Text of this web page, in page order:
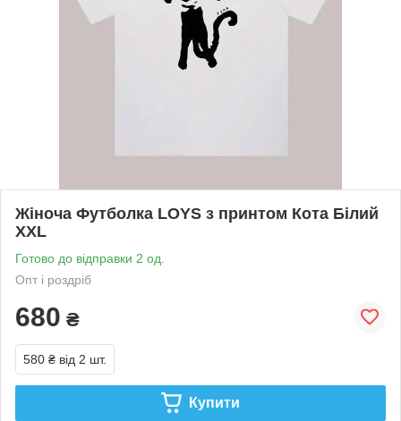
Жіноча Футболка LOYS з принтом Кота Білий
XXL
Готово до відправки 2 од.
Опт і роздріб
680 ₴
580 ₴ від 2 шт.
Купити